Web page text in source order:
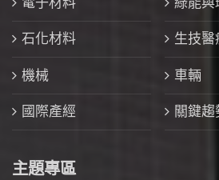
石化材料 生技醫
機械 車輛
國際產經 關鍵趨
主題專區